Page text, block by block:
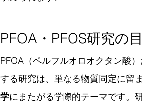
PFOA・PFOS研究の
PFOA（ペルフルオロオクタン酸
する研究は、単なる物質同定に留ま
学にまたがる学際的テーマです。